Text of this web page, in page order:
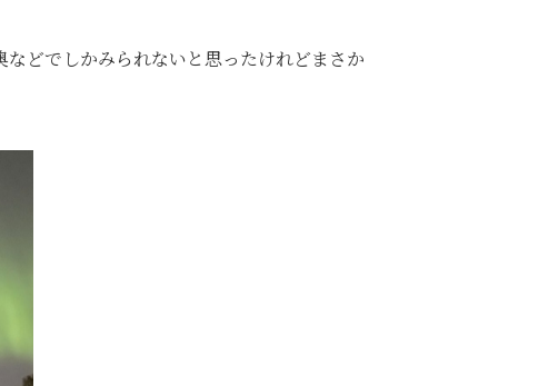
どでしかみられないと思ったけれどまさか